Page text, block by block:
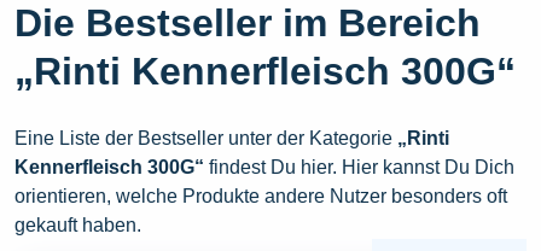
Die Bestseller im Bereich
„Rinti Kennerfleisch 300G“
Eine Liste der Bestseller unter der Kategorie „Rinti
Kennerfleisch 300G“ findest Du hier. Hier kannst Du Dich
orientieren, welche Produkte andere Nutzer besonders oft
gekauft haben.